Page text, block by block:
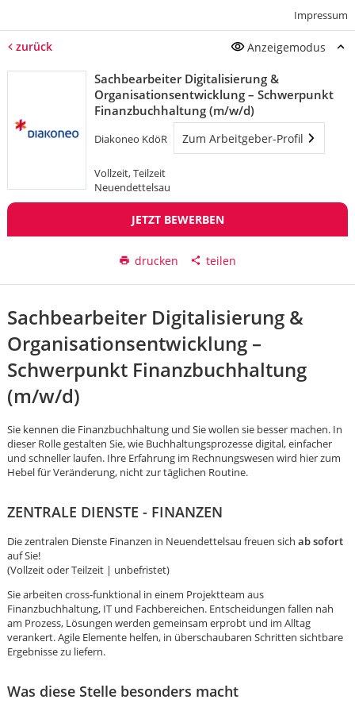
Impressum
zurück Anzeigemodus
Sachbearbeiter Digitalisierung &
Organisationsentwicklung – Schwerpunkt
Finanzbuchhaltung (m/w/d)
Diakoneo KdöR Zum Arbeitgeber-Profil
Vollzeit, Teilzeit
Neuendettelsau
JETZT BEWERBEN
drucken teilen
Sachbearbeiter Digitalisierung &
Organisationsentwicklung –
Schwerpunkt Finanzbuchhaltung
(m/w/d)
Sie kennen die Finanzbuchhaltung und Sie wollen sie besser machen. In
dieser Rolle gestalten Sie, wie Buchhaltungsprozesse digital, einfacher
und schneller laufen. Ihre Erfahrung im Rechnungswesen wird hier zum
Hebel für Veränderung, nicht zur täglichen Routine.
ZENTRALE DIENSTE - FINANZEN
Die zentralen Dienste Finanzen in Neuendettelsau freuen sich ab sofort
auf Sie!
(Vollzeit oder Teilzeit | unbefristet)
Sie arbeiten cross-funktional in einem Projektteam aus
Finanzbuchhaltung, IT und Fachbereichen. Entscheidungen fallen nah
am Prozess, Lösungen werden gemeinsam erprobt und im Alltag
verankert. Agile Elemente helfen, in überschaubaren Schritten sichtbare
Ergebnisse zu liefern.
Was diese Stelle besonders macht